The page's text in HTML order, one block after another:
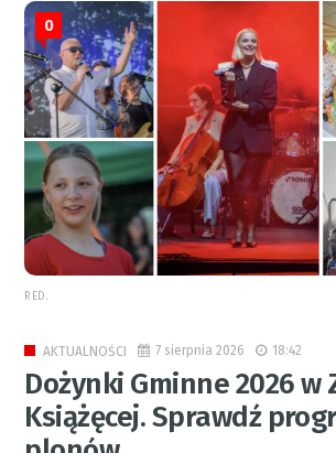
0
RED.
AKTUALNOŚCI 7 sierpnia 2026 18:42
Dożynki Gminne 2026 w
Książęcej. Sprawdź